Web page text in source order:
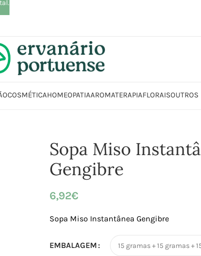
COSMÉTICAHOMEOPATIAAROMATERAPIAFLORAISOUTROS
Sopa Miso
Gengibre
6,92€
Sopa Miso Instantânea Gengibre
EMBALAGEM